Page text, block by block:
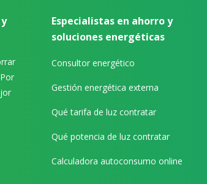
Especialistas en ahorro y
soluciones energéticas
Consultor energético
Gestión energética externa
Qué tarifa de luz contratar
Qué potencia de luz contratar
Calculadora autoconsumo online